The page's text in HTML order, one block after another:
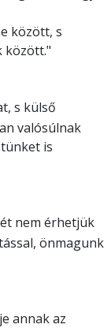
között, s
között."
s külső
valósúlnak
is
nem érhetjük
önmagunk
annak az